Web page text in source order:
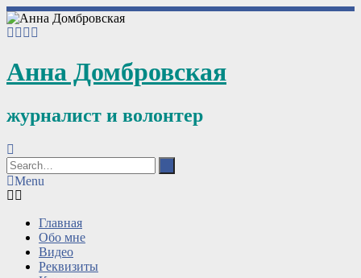
Анна Домбровская
журналист и волонтер
Menu
Главная
Обо мне
Видео
Реквизиты